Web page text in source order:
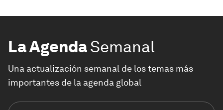
La AgendaSemanal
Una actualización semanal de los temas más
importantes de la agenda global